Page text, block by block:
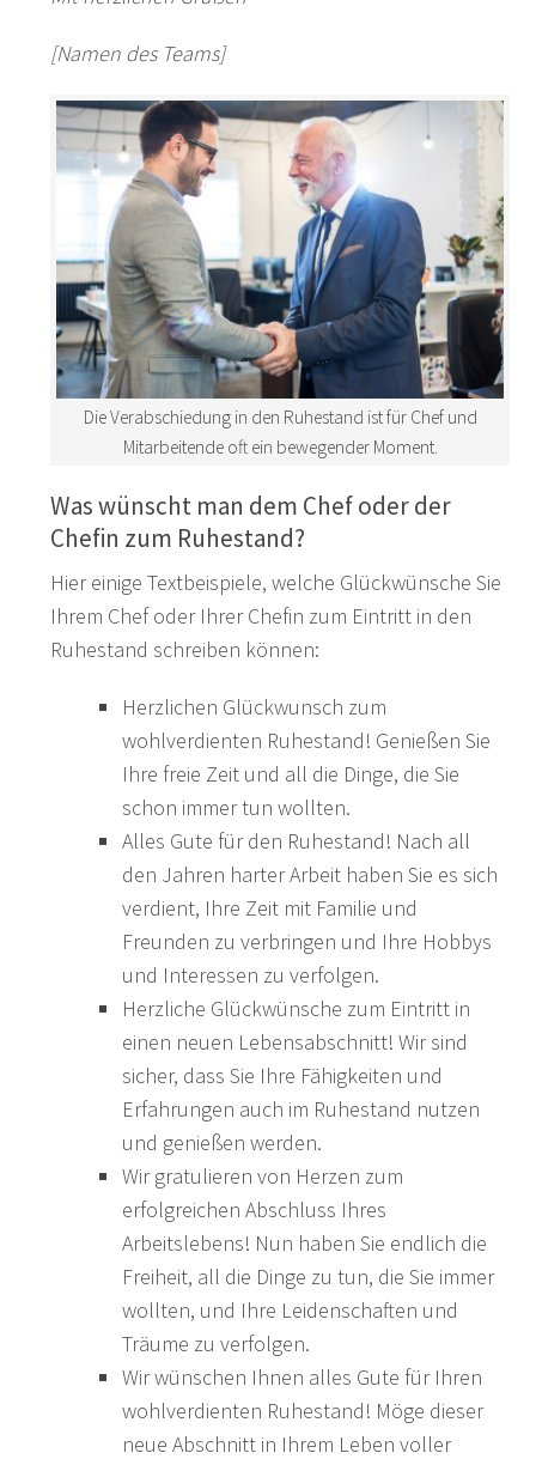
[Namen des Teams]
Die Verabschiedung in den Ruhestand ist für Chef und
Mitarbeitende oft ein bewegender Moment.
Was wünscht man dem Chef oder der
Chefin zum Ruhestand?
Hier einige Textbeispiele, welche Glückwünsche Sie
Ihrem Chef oder Ihrer Chefin zum Eintritt in den
Ruhestand schreiben können:
Herzlichen Glückwunsch zum
wohlverdienten Ruhestand! Genießen Sie
Ihre freie Zeit und all die Dinge, die Sie
schon immer tun wollten.
Alles Gute für den Ruhestand! Nach all
den Jahren harter Arbeit haben Sie es sich
verdient, Ihre Zeit mit Familie und
Freunden zu verbringen und Ihre Hobbys
und Interessen zu verfolgen.
Herzliche Glückwünsche zum Eintritt in
einen neuen Lebensabschnitt! Wir sind
sicher, dass Sie Ihre Fähigkeiten und
Erfahrungen auch im Ruhestand nutzen
und genießen werden.
Wir gratulieren von Herzen zum
erfolgreichen Abschluss Ihres
Arbeitslebens! Nun haben Sie endlich die
Freiheit, all die Dinge zu tun, die Sie immer
wollten, und Ihre Leidenschaften und
Träume zu verfolgen.
Wir wünschen Ihnen alles Gute für Ihren
wohlverdienten Ruhestand! Möge dieser
neue Abschnitt in Ihrem Leben voller